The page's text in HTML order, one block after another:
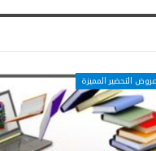
عروض التحضير المميزة